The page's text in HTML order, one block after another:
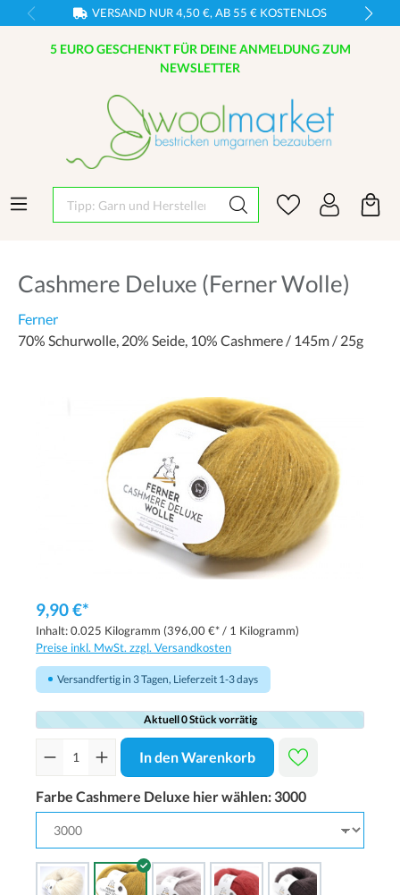
VERSAND NUR 4,50 €, AB 55 € KOSTENLOS
5 EURO GESCHENKT FÜR DEINE ANMELDUNG ZUM
NEWSLETTER
Tipp: Garn und Hersteller eingeben
Cashmere Deluxe (Ferner Wolle)
Ferner
70% Schurwolle, 20% Seide, 10% Cashmere / 145m / 25g
9,90 €*
Inhalt:0.025 Kilogramm (396,00 €* / 1 Kilogramm)
Preise inkl. MwSt. zzgl. Versandkosten
Versandfertig in 3 Tagen, Lieferzeit 1-3 days
Aktuell 0 Stück vorrätig
In den Warenkorb
Farbe Cashmere Deluxe hier wählen: 3000